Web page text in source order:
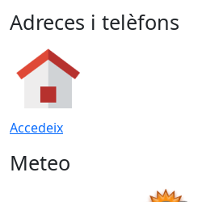
Adreces i telèfons
Accedeix
Meteo